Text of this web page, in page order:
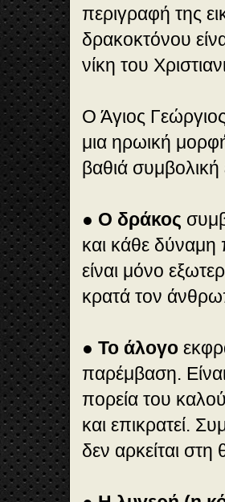
περιγραφή της
δρακοκτόνου
νίκη του
Ο Άγιος
μια ηρωική
βαθιά συμβολική
● Ο δράκος
και κάθε δύναμη
είναι μόνο
κρατά τον
● Το άλογο
παρέμβαση.
πορεία του
και επικρατεί.
δεν αρκείται